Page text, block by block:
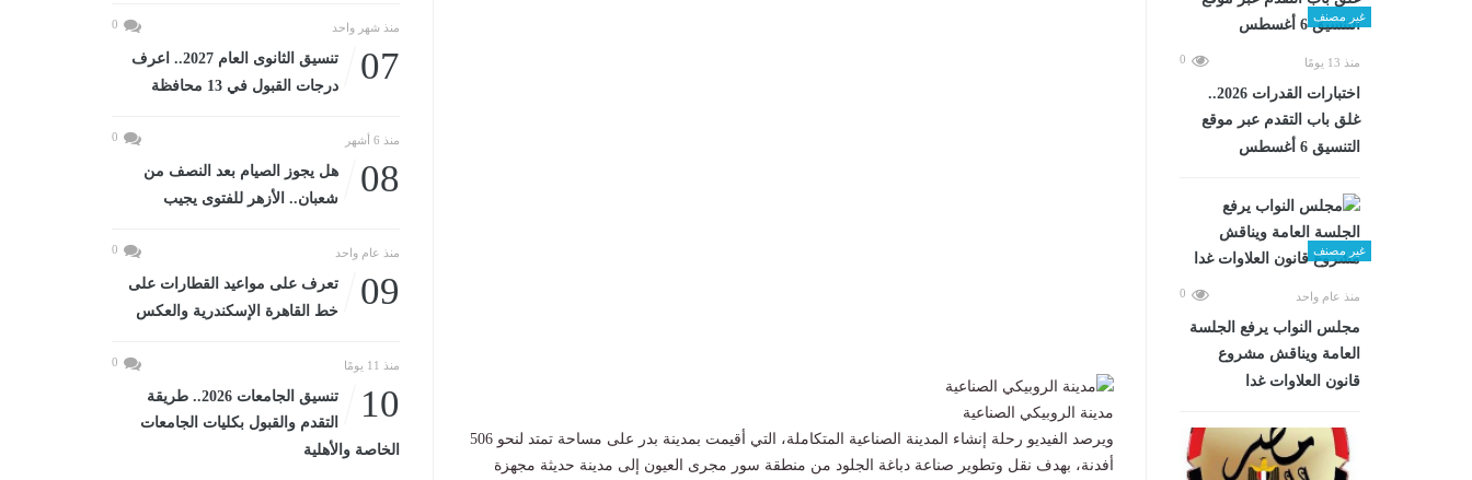
غير مصنف
منذ 13 يومًا 0
اختبارات القدرات 2026..
غلق باب التقدم عبر موقع
التنسيق 6 أغسطس
غير مصنف
منذ عام واحد 0
مجلس النواب يرفع الجلسة
العامة ويناقش مشروع
قانون العلاوات غدا
مدينة الروبيكي الصناعية
ويرصد الفيديو رحلة إنشاء المدينة الصناعية المتكاملة، التي أقيمت بمدينة بدر على مساحة تمتد لنحو 506
أفدنة، بهدف نقل وتطوير صناعة دباغة الجلود من منطقة سور مجرى العيون إلى مدينة حديثة مجهزة
منذ شهر واحد 0
07
تنسيق الثانوى العام 2027.. اعرف
درجات القبول في 13 محافظة
منذ 6 أشهر 0
08
هل يجوز الصيام بعد النصف من
شعبان.. الأزهر للفتوى يجيب
منذ عام واحد 0
09
تعرف على مواعيد القطارات على
خط القاهرة الإسكندرية والعكس
منذ 11 يومًا 0
10
تنسيق الجامعات 2026.. طريقة
التقدم والقبول بكليات الجامعات
الخاصة والأهلية